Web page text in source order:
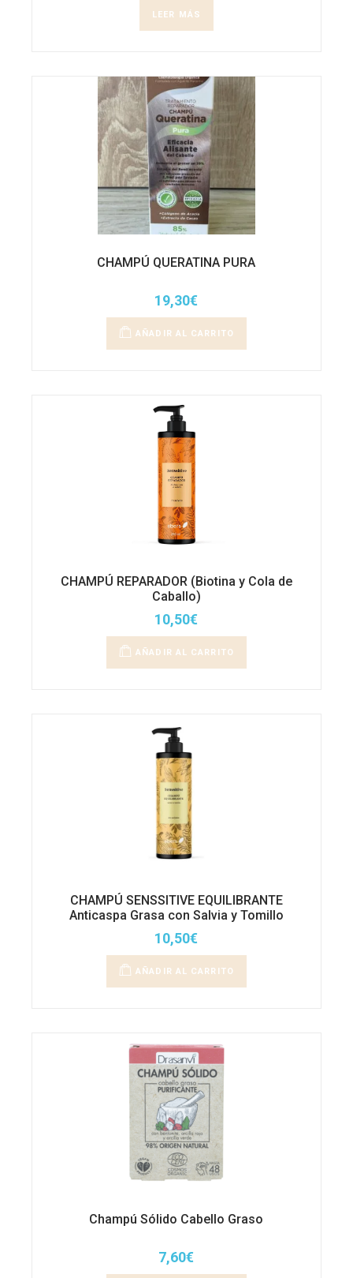
LEER MÁS
CHAMPÚ QUERATINA PURA
19,30€
AÑADIR AL CARRITO
CHAMPÚ REPARADOR (Biotina y Cola de
Caballo)
10,50€
AÑADIR AL CARRITO
CHAMPÚ SENSSITIVE EQUILIBRANTE
Anticaspa Grasa con Salvia y Tomillo
10,50€
AÑADIR AL CARRITO
Champú Sólido Cabello Graso
7,60€